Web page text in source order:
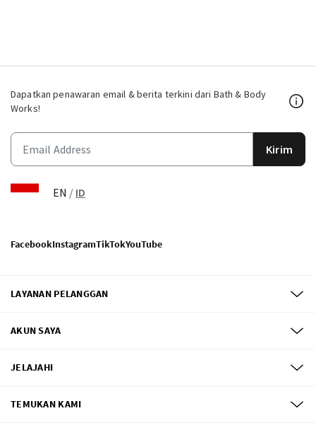
Dapatkan penawaran email & berita terkini dari Bath & Body
Works!
Kirim
EN / ID
FacebookInstagramTikTokYouTube
LAYANAN PELANGGAN
AKUN SAYA
JELAJAHI
TEMUKAN KAMI